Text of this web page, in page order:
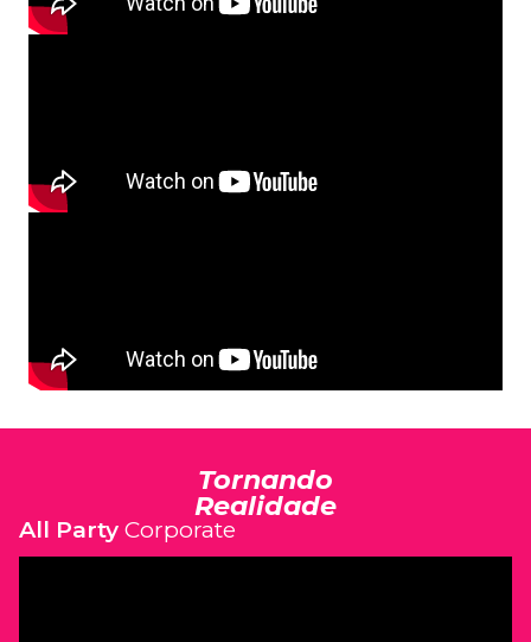
Tornando
Realidade
All Party Corporate